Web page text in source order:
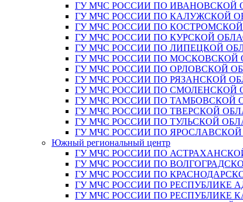
ГУ МЧС РОССИИ ПО ИВАНОВСКОЙ
ГУ МЧС РОССИИ ПО КАЛУЖСКОЙ
ГУ МЧС РОССИИ ПО
ГУ МЧС РОССИИ ПО КУРСКОЙ
ГУ МЧС РОССИИ ПО ЛИПЕЦКОЙ
ГУ МЧС РОССИИ ПО МОСКОВСКОЙ
ГУ МЧС РОССИИ ПО ОРЛОВСКОЙ
ГУ МЧС РОССИИ ПО РЯЗАНСКОЙ
ГУ МЧС РОССИИ ПО СМОЛЕНСКОЙ
ГУ МЧС РОССИИ ПО ТАМБОВСКОЙ
ГУ МЧС РОССИИ ПО ТВЕРСКОЙ
ГУ МЧС РОССИИ ПО ТУЛЬСКОЙ
ГУ МЧС РОССИИ ПО ЯРОСЛАВСКОЙ
Южный региональный центр
ГУ МЧС РОССИИ ПО
ГУ МЧС РОССИИ ПО
ГУ МЧС РОССИИ ПО
ГУ МЧС РОССИИ ПО РЕСПУБЛИКЕ
ГУ МЧС РОССИИ ПО РЕСПУБЛИКЕ